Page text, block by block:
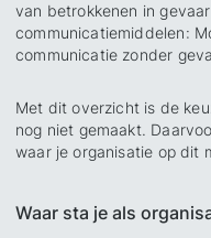
van betrokkenen in
communicatiemiddelen:
communicatie zonder
‍Met dit overzicht is de
nog niet gemaakt.
waar je organisatie op dit
Waar sta je als